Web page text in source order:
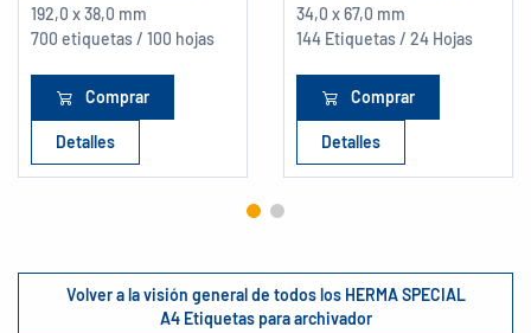
192,0 x 38,0 mm
700 etiquetas / 100 hojas
Comprar
Detalles
34,0 x 67,0 mm
144 Etiquetas / 24 Hojas
Comprar
Detalles
Volver a la visión general de todos los HERMA SPECIAL
A4 Etiquetas para archivador